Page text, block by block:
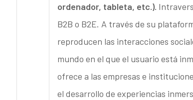
ordenador, tableta, etc.).
B2B o B2E. A través de su
reproducen las interacciones
mundo en el que el usuario está
ofrece a las empresas e
el desarrollo de experiencias